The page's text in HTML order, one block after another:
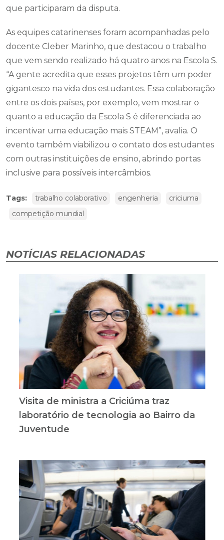
que participaram da disputa.
As equipes catarinenses foram acompanhadas pelo
docente Cleber Marinho, que destacou o trabalho
que vem sendo realizado há quatro anos na Escola S.
“A gente acredita que esses projetos têm um poder
gigantesco na vida dos estudantes. Essa colaboração
entre os dois países, por exemplo, vem mostrar o
quanto a educação da Escola S é diferenciada ao
incentivar uma educação mais STEAM”, avalia. O
evento também viabilizou o contato dos estudantes
com outras instituições de ensino, abrindo portas
inclusive para possíveis intercâmbios.
Tags: trabalho colaborativo engenheria
criciuma
competição mundial
NOTÍCIAS RELACIONADAS
Visita de ministra a Criciúma traz
laboratório de tecnologia ao Bairro da
Juventude